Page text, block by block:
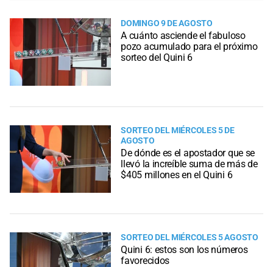
DOMINGO 9 DE AGOSTO
A cuánto asciende el fabuloso
pozo acumulado para el próximo
sorteo del Quini 6
SORTEO DEL MIÉRCOLES 5 DE
AGOSTO
De dónde es el apostador que se
llevó la increíble suma de más de
$405 millones en el Quini 6
SORTEO DEL MIÉRCOLES 5 AGOSTO
Quini 6: estos son los números
favorecidos